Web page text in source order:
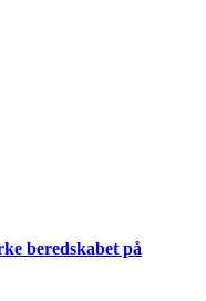
beredskabet på